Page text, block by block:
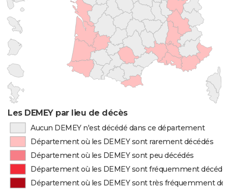
Les DEMEY par lieu de décès
Aucun DEMEY n'est décédé dans ce département
Département où les DEMEY sont rarement décédés
Département où les DEMEY sont peu décédés
Département où les DEMEY sont fréquemment
Département où les DEMEY sont très fréquemment